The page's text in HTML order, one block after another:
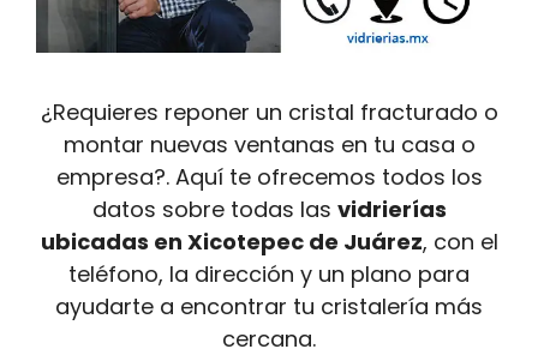
¿Requieres reponer un cristal fracturado o
montar nuevas ventanas en tu casa o
empresa?. Aquí te ofrecemos todos los
datos sobre todas las vidrierías
ubicadas en Xicotepec de Juárez, con el
teléfono, la dirección y un plano para
ayudarte a encontrar tu cristalería más
cercana.